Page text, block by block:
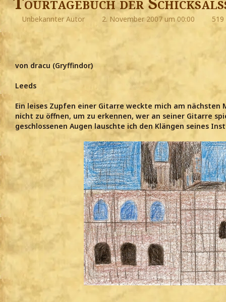
Unbekannter Autor 2. November 2007 um 00:00 519
von dracu (Gryffindor)
Leeds
Ein leises Zupfen einer Gitarre weckte mich am nächsten
nicht zu öffnen, um zu erkennen, wer an seiner Gitarre
geschlossenen Augen lauschte ich den Klängen seines